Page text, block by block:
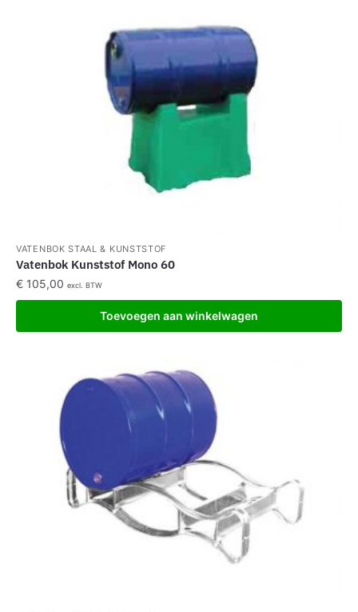
VATENBOK STAAL & KUNSTSTOF
Vatenbok Kunststof Mono 60
€ 105,00 excl. BTW
Toevoegen aan winkelwagen